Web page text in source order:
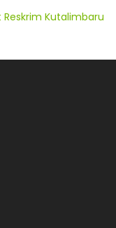
Kutalimbaru